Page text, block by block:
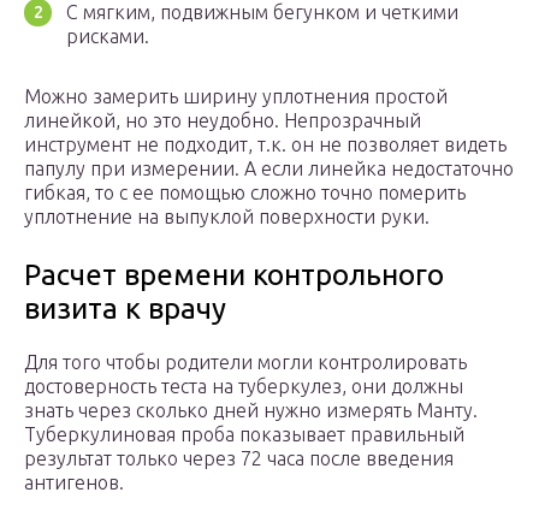
С мягким, подвижным бегунком и четкими
рисками.
Можно замерить ширину уплотнения простой
линейкой, но это неудобно. Непрозрачный
инструмент не подходит, т.к. он не позволяет видеть
папулу при измерении. А если линейка недостаточно
гибкая, то с ее помощью сложно точно померить
уплотнение на выпуклой поверхности руки.
Расчет времени контрольного
визита к врачу
Для того чтобы родители могли контролировать
достоверность теста на туберкулез, они должны
знать через сколько дней нужно измерять Манту.
Туберкулиновая проба показывает правильный
результат только через 72 часа после введения
антигенов.